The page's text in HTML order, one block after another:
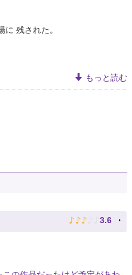
に 残された。
もっと読む
♪ ♪ ♪ ♪ ♪ 3.6